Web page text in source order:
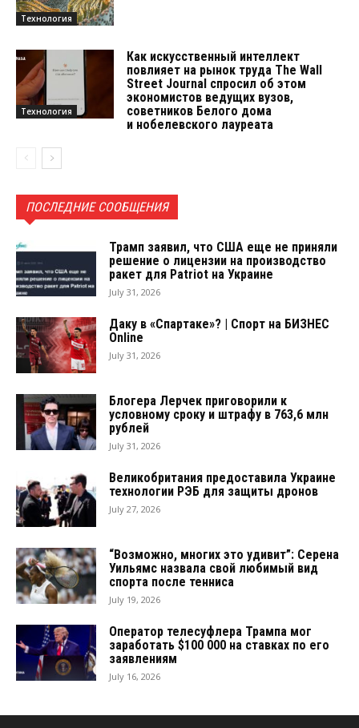
Технология
Технология
Как искусственный интеллект
повлияет на рынок труда The Wall
Street Journal спросил об этом
экономистов ведущих вузов,
советников Белого дома
и нобелевского лауреата
ПОСЛЕДНИЕ СООБЩЕНИЯ
Трамп заявил, что США еще не приняли
решение о лицензии на производство
ракет для Patriot на Украине
July 31, 2026
Даку в «Спартаке»? | Спорт на БИЗНЕС
Online
July 31, 2026
Блогера Лерчек приговорили к
условному сроку и штрафу в 763,6 млн
рублей
July 31, 2026
Великобритания предоставила Украине
технологии РЭБ для защиты дронов
July 27, 2026
“Возможно, многих это удивит”: Серена
Уильямс назвала свой любимый вид
спорта после тенниса
July 19, 2026
Оператор телесуфлера Трампа мог
заработать $100 000 на ставках по его
заявлениям
July 16, 2026